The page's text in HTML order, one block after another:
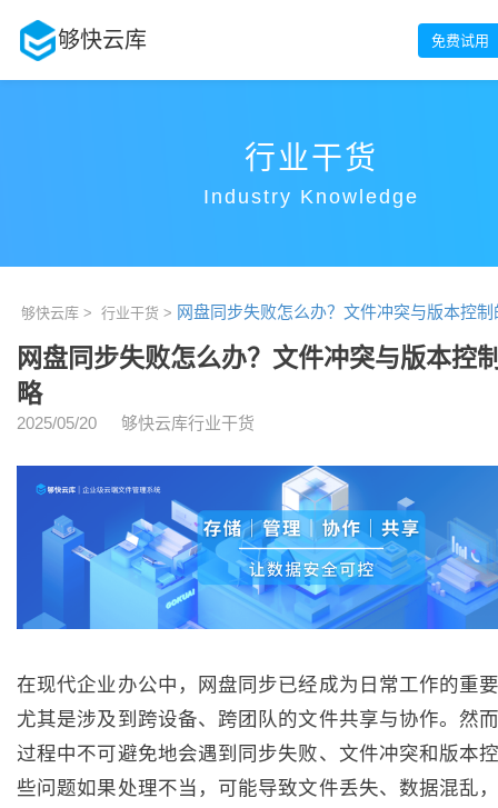
够快云库 免费试用
行业干货
Industry Knowledge
够快云库 > 行业干货 > 网盘同步失败怎么办？文件冲突与版本控
网盘同步失败怎么办？文件冲突与版本控
略
2025/05/20 够快云库行业干货
在现代企业办公中，网盘同步已经成为日常工作的重
尤其是涉及到跨设备、跨团队的文件共享与协作。然
过程中不可避免地会遇到同步失败、文件冲突和版本
些问题如果处理不当，可能导致文件丢失、数据混乱